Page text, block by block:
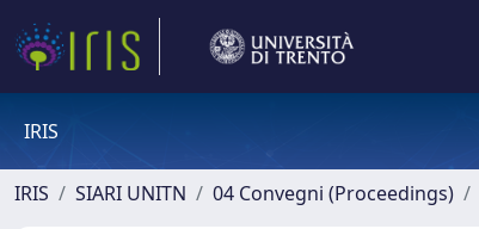
IRIS
IRIS SIARI UNITN 04 Convegni (Proceedings)